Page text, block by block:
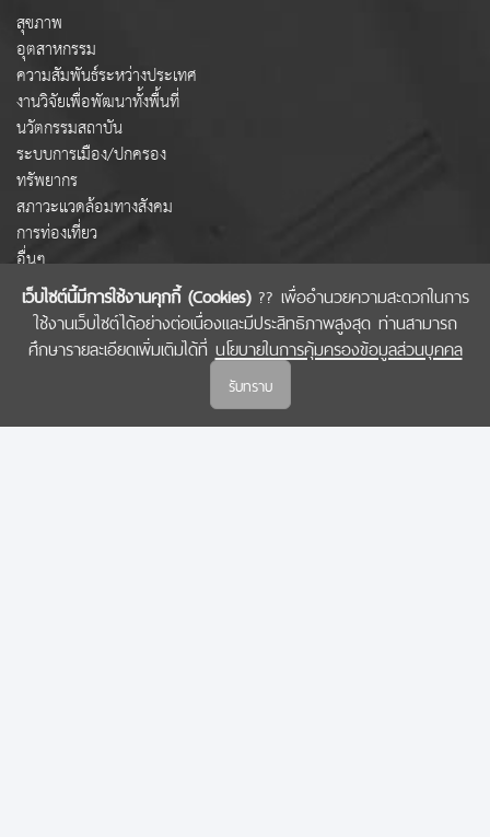
เว็บไซต์นี้มีการใช้งานคุกกี้ (Cookies)?? เพื่ออำนวยความสะดวกในการ
ใช้งานเว็บไซต์ได้อย่างต่อเนื่องและมีประสิทธิภาพสูงสุด ท่านสามารถ
ศึกษารายละเอียดเพิ่มเติมได้ที่ นโยบายในการคุ้มครองข้อมูลส่วนบุคคล
รับทราบ
สุขภาพ
อุตสาหกรรม
ความสัมพันธ์ระหว่างประเทศ
งานวิจัยเพื่อพัฒนาทั้งพื้นที่
นวัตกรรมสถาบัน
ระบบการเมือง/ปกครอง
ทรัพยากร
สภาวะแวดล้อมทางสังคม
การท่องเที่ยว
อื่นๆ
COPYRIGHT © 2022 สำนักงานคณะกรรมการส่งเสริมวิทยาศาสตร์ วิจัยและนวัตกรรม
(สกสว.)
นโยบายในการคุ้มครองข้อมูลส่วนบุคคล